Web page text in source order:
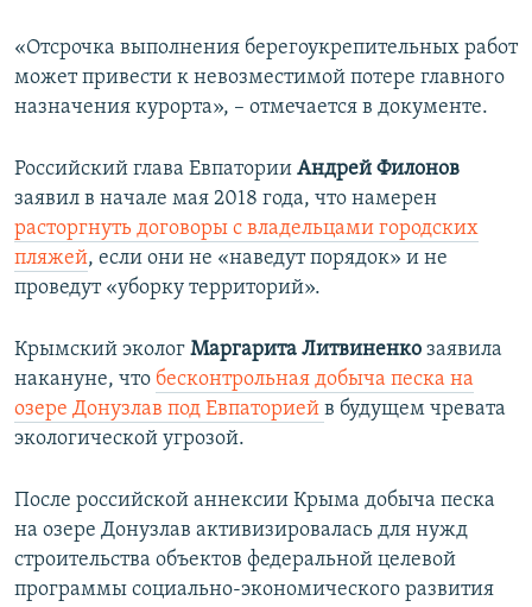
«Отсрочка выполнения берегоукрепительных работ
может привести к невозместимой потере главного
назначения курорта», – отмечается в документе.
Российский глава Евпатории Андрей Филонов
заявил в начале мая 2018 года, что намерен
расторгнуть договоры с владельцами городских
пляжей, если они не «наведут порядок» и не
проведут «уборку территорий».
Крымский эколог Маргарита Литвиненко заявила
накануне, что бесконтрольная добыча песка на
озере Донузлав под Евпаторией в будущем чревата
экологической угрозой.
После российской аннексии Крыма добыча песка
на озере Донузлав активизировалась для нужд
строительства объектов федеральной целевой
программы социально-экономического развития